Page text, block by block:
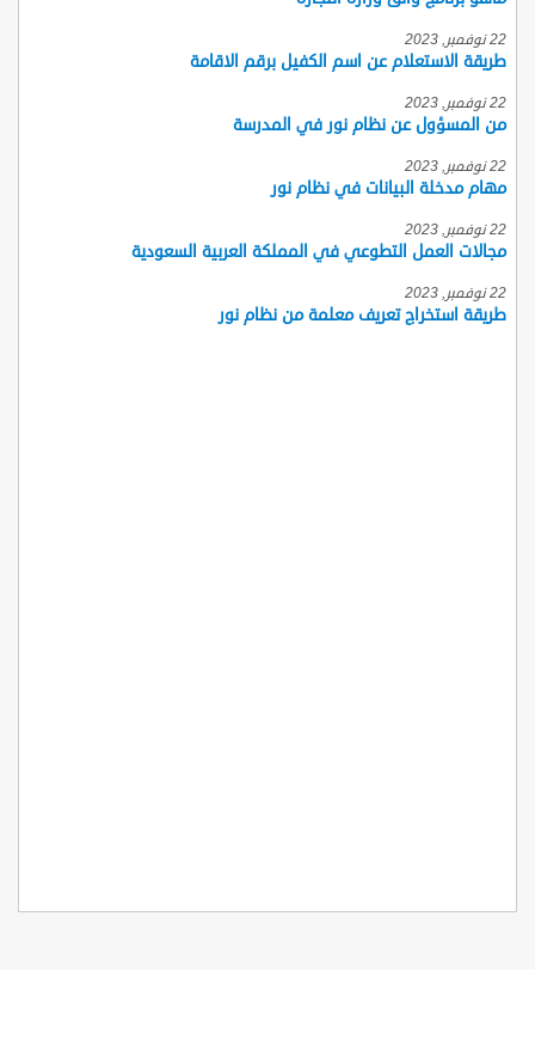
22 نوفمبر, 2023
طريقة الاستعلام عن اسم الكفيل برقم الاقامة
22 نوفمبر, 2023
من المسؤول عن نظام نور في المدرسة
22 نوفمبر, 2023
مهام مدخلة البيانات في نظام نور
22 نوفمبر, 2023
مجالات العمل التطوعي في المملكة العربية السعودية
22 نوفمبر, 2023
طريقة استخراج تعريف معلمة من نظام نور